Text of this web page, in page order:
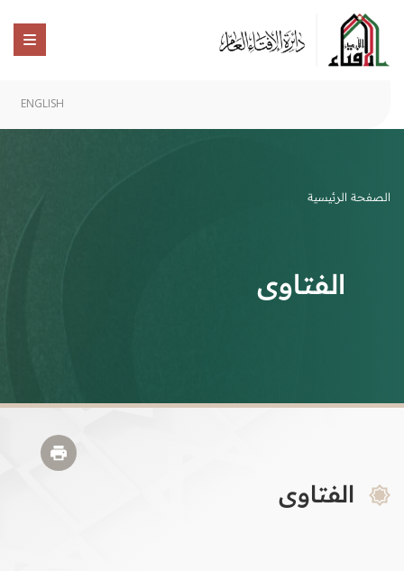
ENGLISH
الصفحة الرئيسية
الفتاوى
الفتاوى